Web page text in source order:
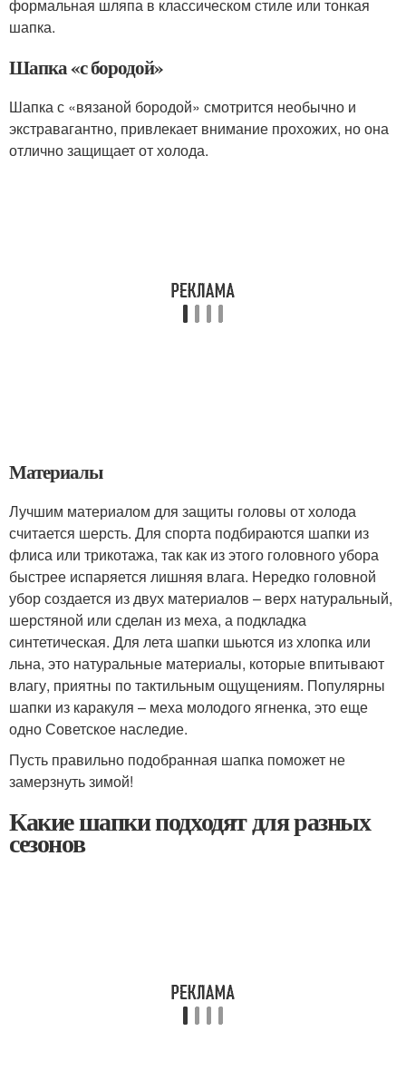
формальная шляпа в классическом стиле или тонкая
шапка.
Шапка «с бородой»
Шапка с «вязаной бородой» смотрится необычно и
экстравагантно, привлекает внимание прохожих, но она
отлично защищает от холода.
Материалы
Лучшим материалом для защиты головы от холода
считается шерсть. Для спорта подбираются шапки из
флиса или трикотажа, так как из этого головного убора
быстрее испаряется лишняя влага. Нередко головной
убор создается из двух материалов – верх натуральный,
шерстяной или сделан из меха, а подкладка
синтетическая. Для лета шапки шьются из хлопка или
льна, это натуральные материалы, которые впитывают
влагу, приятны по тактильным ощущениям. Популярны
шапки из каракуля – меха молодого ягненка, это еще
одно Советское наследие.
Пусть правильно подобранная шапка поможет не
замерзнуть зимой!
Какие шапки подходят для разных
сезонов